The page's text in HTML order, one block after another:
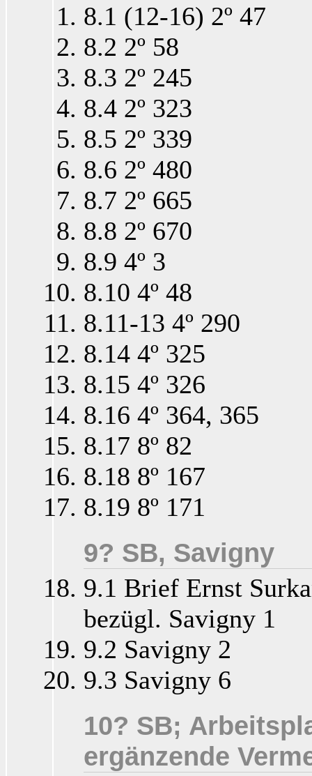
8.1 (12-16) 2º 47
8.2 2º 58
8.3 2º 245
8.4 2º 323
8.5 2º 339
8.6 2º 480
8.7 2º 665
8.8 2º 670
8.9 4º 3
8.10 4º 48
8.11-13 4º 290
8.14 4º 325
8.15 4º 326
8.16 4º 364, 365
8.17 8º 82
8.18 8º 167
8.19 8º 171
9? SB, Savigny
9.1 Brief Ernst
bezügl. Savigny 1
9.2 Savigny 2
9.3 Savigny 6
10? SB;
ergänzende